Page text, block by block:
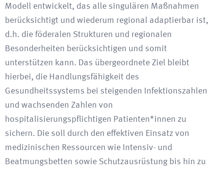
Modell entwickelt, das alle singulären Maßnahmen
berücksichtigt und wiederum regional adaptierbar ist,
d.h. die föderalen Strukturen und regionalen
Besonderheiten berücksichtigen und somit
unterstützen kann. Das übergeordnete Ziel bleibt
hierbei, die Handlungsfähigkeit des
Gesundheitssystems bei steigenden Infektionszahlen
und wachsenden Zahlen von
hospitalisierungspflichtigen Patienten*innen zu
sichern. Die soll durch den effektiven Einsatz von
medizinischen Ressourcen wie Intensiv- und
Beatmungsbetten sowie Schutzausrüstung bis hin zu